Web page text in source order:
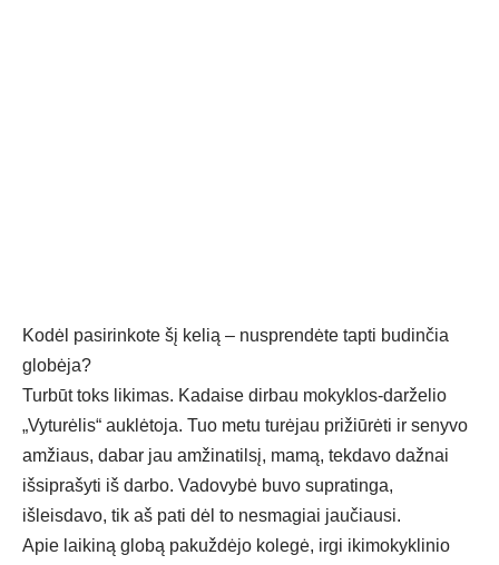
Kodėl pasirinkote šį kelią – nusprendėte tapti budinčia
globėja?
Turbūt toks likimas. Kadaise dirbau mokyklos-darželio
„Vyturėlis“ auklėtoja. Tuo metu turėjau prižiūrėti ir senyvo
amžiaus, dabar jau amžinatilsį, mamą, tekdavo dažnai
išsiprašyti iš darbo. Vadovybė buvo supratinga,
išleisdavo, tik aš pati dėl to nesmagiai jaučiausi.
Apie laikiną globą pakuždėjo kolegė, irgi ikimokyklinio